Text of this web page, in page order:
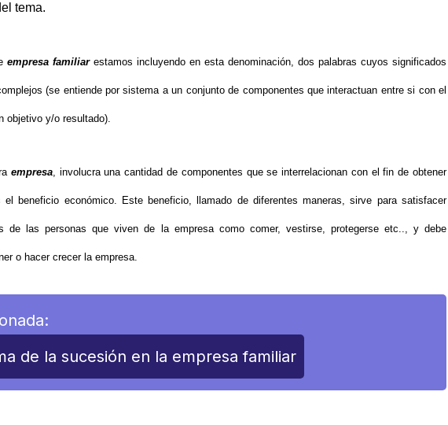
tema.
empresa familiarestamos incluyendo en esta denominación, dos palabras cuyos significados
(se entiende por sistema a un conjunto de componentes que interactuan entre si con el
objetivo y/o resultado).
empresa, involucra una cantidad de componentes que se interrelacionan con el fin de obtener
beneficio económico. Este beneficio, llamado de diferentes maneras, sirve para satisfacer
de las personas que viven de la empresa como comer, vestirse, protegerse etc.., y debe
o hacer crecer la empresa.
de la sucesión en la empresa familiar